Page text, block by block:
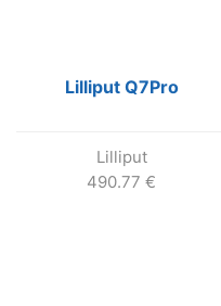
Lilliput Q7Pro
Lilliput
490.77 €